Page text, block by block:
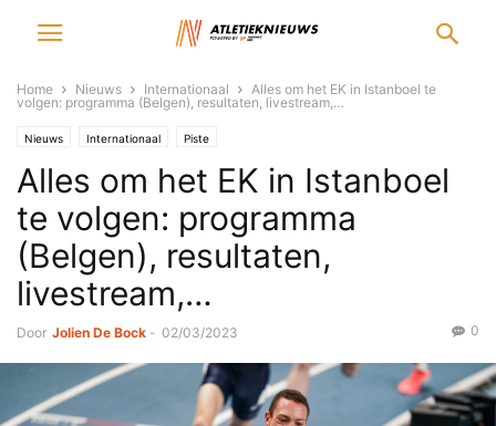
Home Nieuws Internationaal
Alles om het EK in Istanboel te
volgen: programma (Belgen), resultaten, livestream,…
Nieuws Internationaal Piste
Alles om het EK in Istanboel
te volgen: programma
(Belgen), resultaten,
livestream,…
Door Jolien De Bock - 02/03/2023 0